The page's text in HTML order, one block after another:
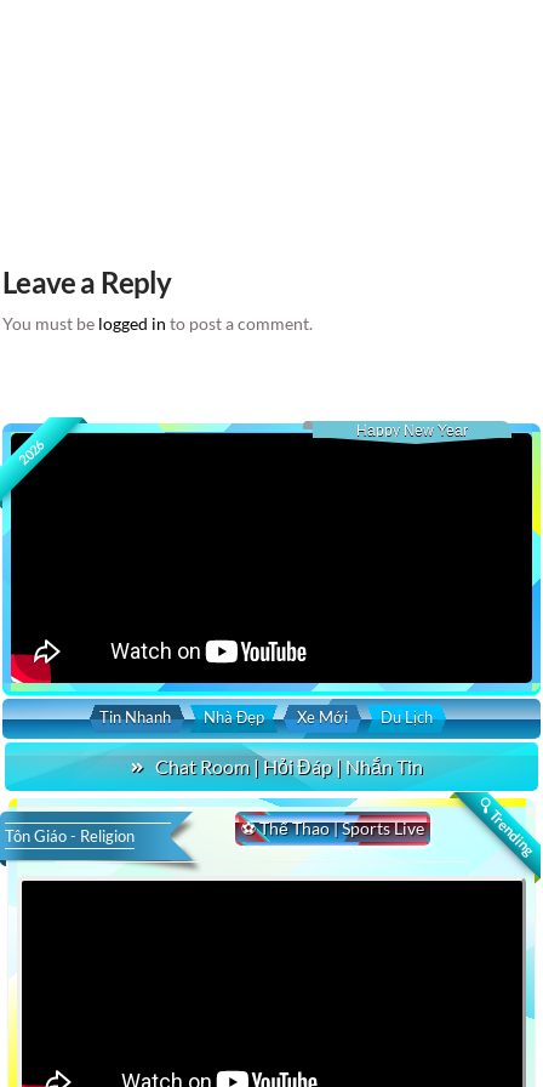
Leave a Reply
You must be logged in to post a comment.
2026
Happy New Year
Tin Nhanh Nhà Đẹp Xe Mới Du Lịch
Chat Room | Hỏi Đáp | Nhắn Tin
🔍 Trending
⚽ Thể Thao | Sports Live
Tôn Giáo - Religion